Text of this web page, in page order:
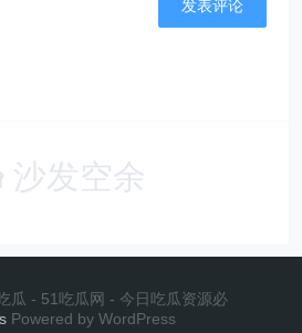
沙发空余
瓜 - 51吃瓜网 - 今日吃瓜资源必
Powered by WordPress